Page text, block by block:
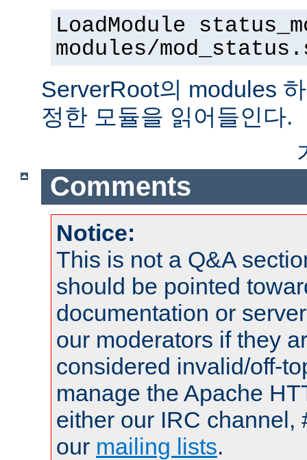
LoadModule
modules/
ServerRoot의 modules
정한 모듈을 읽어들인다.
Comments
Notice:
This is not a Q&A
should be pointed
documentation or
our moderators if they
considered invalid/off-
manage the Apache
either our IRC channel,
our mailing lists.